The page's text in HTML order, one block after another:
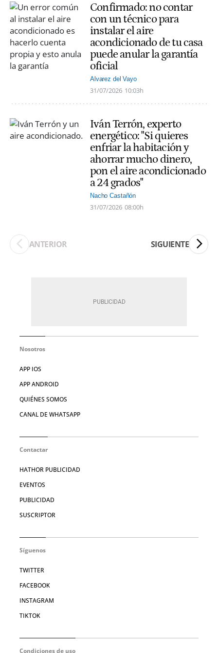
Confirmado: no contar
con un técnico para
instalar el aire
acondicionado de tu casa
puede anular la garantía
oficial
Alvarez del Vayo
31/07/2026 10:03h
Iván Terrón, experto
energético: "Si quieres
enfriar la habitación y
ahorrar mucho dinero,
pon el aire acondicionado
a 24 grados"
Nacho Castañón
31/07/2026 08:00h
ANTERIOR SIGUIENTE
Nosotros
APP IOS
APP ANDROID
QUIÉNES SOMOS
CANAL DE WHATSAPP
Contactar
HATHOR PUBLICIDAD
EVENTOS
PUBLICIDAD
SUSCRIPTOR
Síguenos
TWITTER
FACEBOOK
INSTAGRAM
TIKTOK
Condiciones de uso